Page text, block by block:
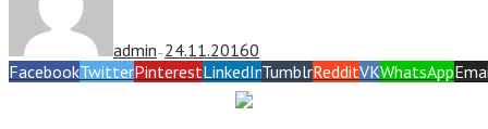
admin — 24.11.20160
FacebookTwitterPinterestLinkedInTumblrRedditVKWhatsApp